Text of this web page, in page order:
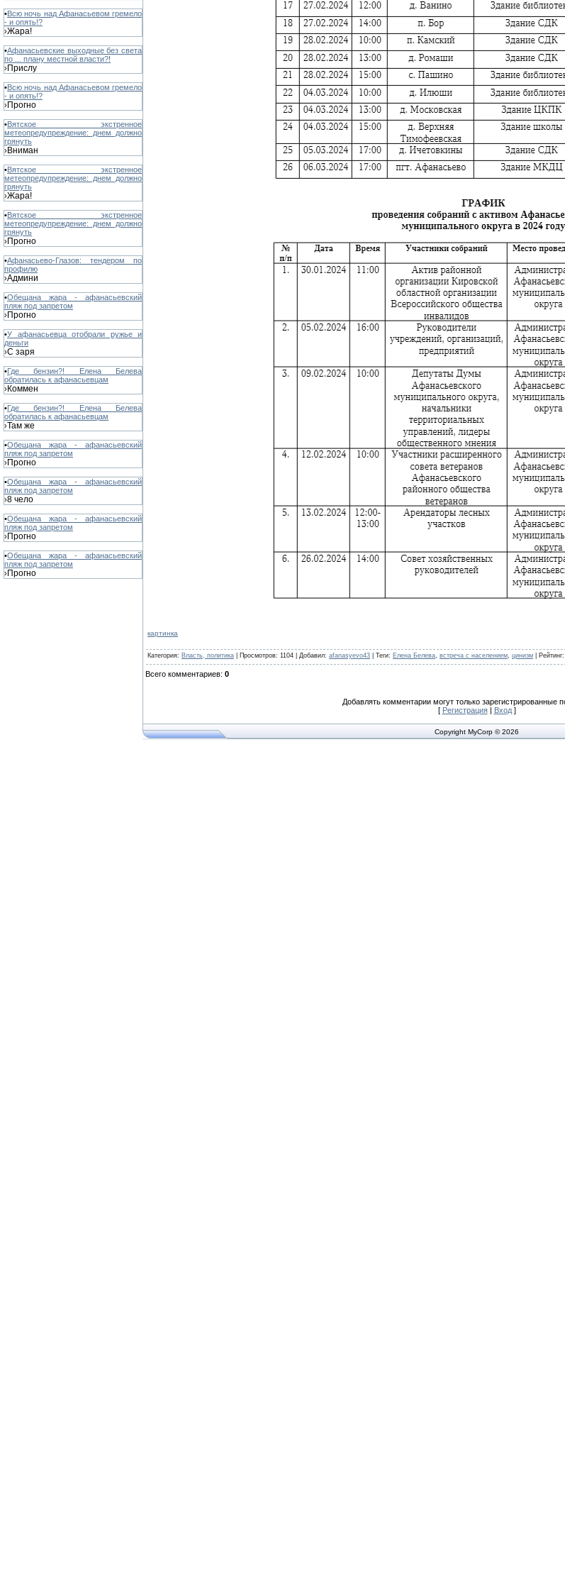
•Всю ночь над Афанасьевом гремело
- и опять!?
›Жара!
•Афанасьевские выходные без света
по ... плану местной власти?!
›Прислу
•Всю ночь над Афанасьевом гремело
- и опять!?
›Прогно
•Вятское экстренное
метеопредупреждение: днем должно
грянуть
›Вниман
•Вятское экстренное
метеопредупреждение: днем должно
грянуть
›Жара!
•Вятское экстренное
метеопредупреждение: днем должно
грянуть
›Прогно
•Афанасьево-Глазов: тендером по
профилю
›Админи
•Обещана жара - афанасьевский
пляж под запретом
›Прогно
•У афанасьевца отобрали ружье и
деньги
›С заря
•Где бензин?! Елена Белева
обратилась к афанасьевцам
›Коммен
•Где бензин?! Елена Белева
обратилась к афанасьевцам
›Там же
•Обещана жара - афанасьевский
пляж под запретом
›Прогно
•Обещана жара - афанасьевский
пляж под запретом
›8 чело
•Обещана жара - афанасьевский
пляж под запретом
›Прогно
•Обещана жара - афанасьевский
пляж под запретом
›Прогно
картинка
Категория: Власть, политика Просмотров: 1104 | Добавил: afanasyevo43 Теги: Елена Белева, встреча с населением, цинизм Рейтинг:
Всего комментариев: 0
Добавлять комментарии могут только зарегистрированные
[ Регистрация| Вход]
Copyright MyCorp © 2026